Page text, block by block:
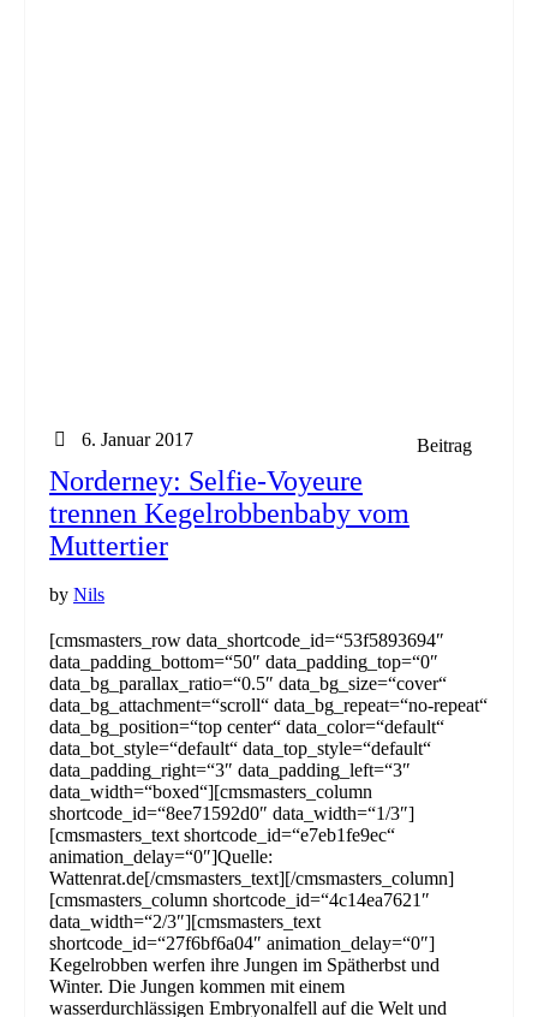
Beitrag
6. Januar 2017
Norderney: Selfie-Voyeure
trennen Kegelrobbenbaby vom
Muttertier
by Nils
[cmsmasters_row data_shortcode_id=“53f5893694″
data_padding_bottom=“50″ data_padding_top=“0″
data_bg_parallax_ratio=“0.5″ data_bg_size=“cover“
data_bg_attachment=“scroll“ data_bg_repeat=“no-repeat“
data_bg_position=“top center“ data_color=“default“
data_bot_style=“default“ data_top_style=“default“
data_padding_right=“3″ data_padding_left=“3″
data_width=“boxed“][cmsmasters_column
shortcode_id=“8ee71592d0″ data_width=“1/3″]
[cmsmasters_text shortcode_id=“e7eb1fe9ec“
animation_delay=“0″]Quelle:
Wattenrat.de[/cmsmasters_text][/cmsmasters_column]
[cmsmasters_column shortcode_id=“4c14ea7621″
data_width=“2/3″][cmsmasters_text
shortcode_id=“27f6bf6a04″ animation_delay=“0″]
Kegelrobben werfen ihre Jungen im Spätherbst und
Winter. Die Jungen kommen mit einem
wasserdurchlässigen Embryonalfell auf die Welt und